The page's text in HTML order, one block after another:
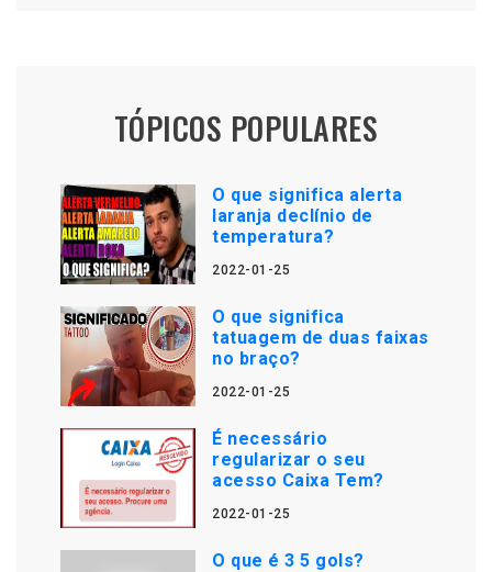
TÓPICOS POPULARES
O que significa alerta
laranja declínio de
temperatura?
2022-01-25
O que significa
tatuagem de duas faixas
no braço?
2022-01-25
É necessário
regularizar o seu
acesso Caixa Tem?
2022-01-25
O que é 3 5 gols?